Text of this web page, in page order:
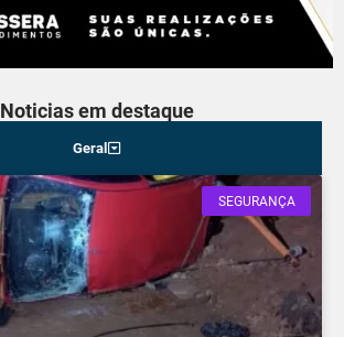
Noticias em destaque
Geral
SEGURANÇA